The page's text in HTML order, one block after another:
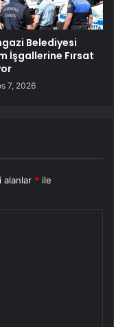
Belediyesi
İşgallerine Fırsat
7, 2026
alanlar * ile